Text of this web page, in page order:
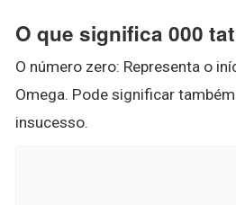
O que significa 000
O número zero: Representa o
Omega. Pode significar
insucesso.